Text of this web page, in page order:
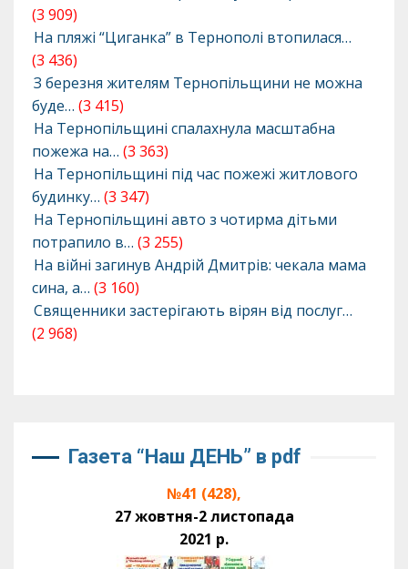
(3 909)
На пляжі “Циганка” в Тернополі втопилася…
(3 436)
З березня жителям Тернопільщини не можна
буде… (3 415)
На Тернопільщині спалахнула масштабна
пожежа на… (3 363)
На Тернопільщині під час пожежі житлового
будинку… (3 347)
На Тернопільщині авто з чотирма дітьми
потрапило в… (3 255)
На війні загинув Андрій Дмитрів: чекала мама
сина, а… (3 160)
Священники застерігають вірян від послуг…
(2 968)
Газета “Наш ДЕНЬ” в pdf
№41 (428),
27 жовтня-2 листопада
2021 р.